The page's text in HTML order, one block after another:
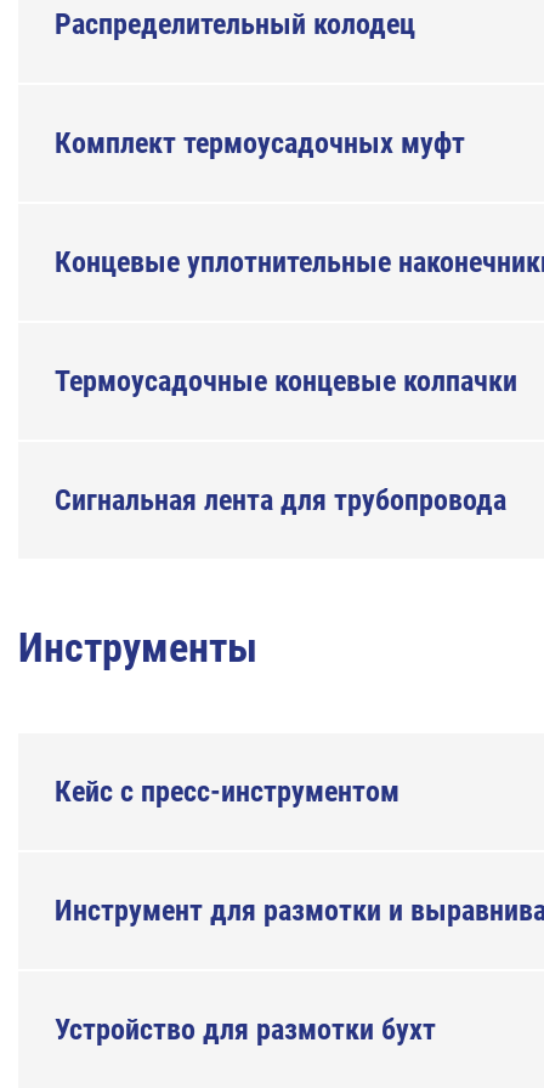
Распределительный колодец
Комплект термоусадочных муфт
Концевые уплотнительные
Термоусадочные концевые колпачки
Сигнальная лента для трубопровода
Инструменты
Кейс с пресс-инструментом
Инструмент для размотки и
Устройство для размотки бухт